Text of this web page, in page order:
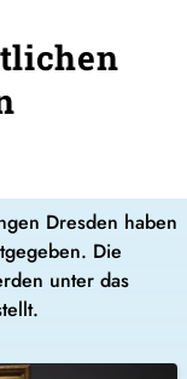
Dresden haben
Die
unter das